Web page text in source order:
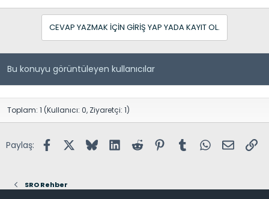
CEVAP YAZMAK IÇIN GIRIŞ YAP YADA KAYIT OL.
Bu konuyu görüntüleyen kullanıcılar
Toplam: 1 (Kullanıcı: 0, Ziyaretçi: 1)
Paylaş: FacebookX (Twitter)
BlueskyLinkedInReddit PinterestTumblr WhatsApp
E-posta
SRO Rehber